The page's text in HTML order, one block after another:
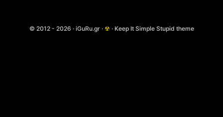
© 2012 - 2026 · iGuRu.gr · ☢ · Keep It Simple Stupid theme